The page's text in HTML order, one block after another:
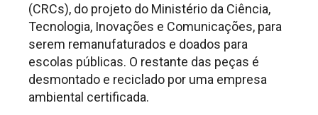
(CRCs), do projeto do Ministério da Ciência,
Tecnologia, Inovações e Comunicações, para
serem remanufaturados e doados para
escolas públicas. O restante das peças é
desmontado e reciclado por uma empresa
ambiental certificada.